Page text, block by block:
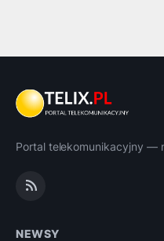
Portal telekomunikacyjny —
NEWSY